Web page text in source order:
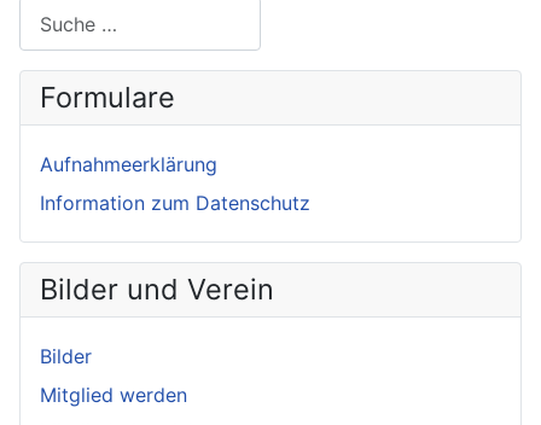
Formulare
Aufnahmeerklärung
Information zum Datenschutz
Bilder und Verein
Bilder
Mitglied werden